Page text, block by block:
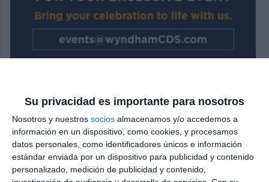
Su privacidad es importante para nosotros
Nosotros y nuestros socios almacenamos y/o accedemos a
información en un dispositivo, como cookies, y procesamos
datos personales, como identificadores únicos e información
estándar enviada por un dispositivo para publicidad y contenido
personalizado, medición de publicidad y contenido,